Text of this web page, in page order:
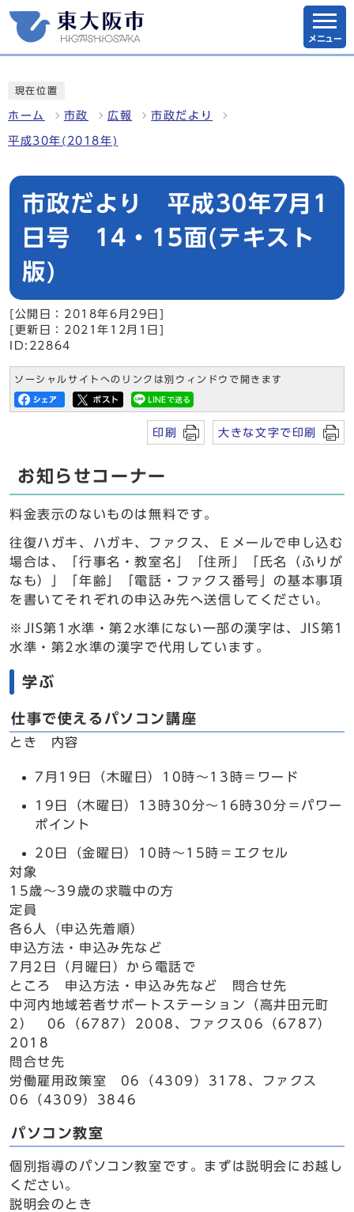
メニュー
現在位置
ホーム 市政 広報 市政だより
平成30年(2018年)
市政だより 平成30年7月1
日号 14・15面(テキスト
版)
[公開日：2018年6月29日]
[更新日：2021年12月1日]
ID:22864
ソーシャルサイトへのリンクは別ウィンドウで開きます
印刷 大きな文字で印刷
お知らせコーナー
料金表示のないものは無料です。
往復ハガキ、ハガキ、ファクス、Ｅメールで申し込む
場合は、「行事名・教室名」「住所」「氏名（ふりが
なも）」「年齢」「電話・ファクス番号」の基本事項
を書いてそれぞれの申込み先へ送信してください。
※JIS第1水準・第2水準にない一部の漢字は、JIS第1
水準・第2水準の漢字で代用しています。
学ぶ
仕事で使えるパソコン講座
とき 内容
7月19日（木曜日）10時～13時＝ワード
19日（木曜日）13時30分～16時30分＝パワー
ポイント
20日（金曜日）10時～15時＝エクセル
対象
15歳～39歳の求職中の方
定員
各6人（申込先着順）
申込方法・申込み先など
7月2日（月曜日）から電話で
ところ 申込方法・申込み先など 問合せ先
中河内地域若者サポートステーション（高井田元町
2） 06（6787）2008、ファクス06（6787）
2018
問合せ先
労働雇用政策室 06（4309）3178、ファクス
06（4309）3846
パソコン教室
個別指導のパソコン教室です。まずは説明会にお越し
ください。
説明会のとき